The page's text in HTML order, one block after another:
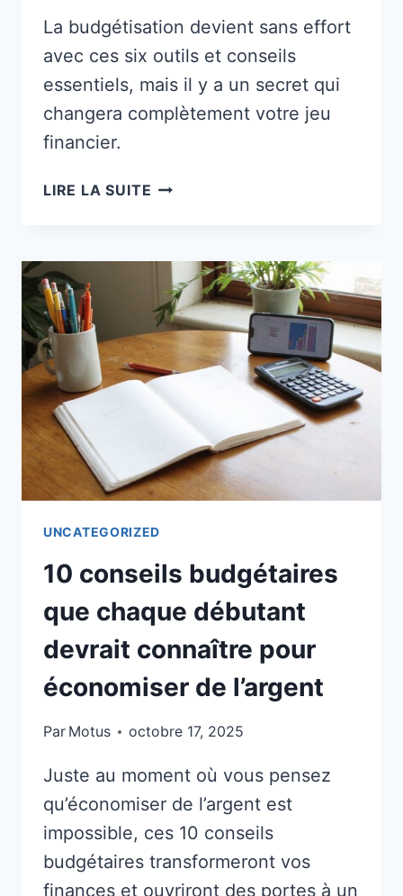
La budgétisation devient sans effort
avec ces six outils et conseils
essentiels, mais il y a un secret qui
changera complètement votre jeu
financier.
LIRE LA SUITE 6
POUR
NE
JAMAIS
PERDRE
DE
VUE
DÉPENSES
NOUVEAU
UNCATEGORIZED
10 conseils budgétaires
que chaque débutant
devrait connaître pour
économiser de l’argent
Par Motus octobre 17, 2025
Juste au moment où vous pensez
qu’économiser de l’argent est
impossible, ces 10 conseils
budgétaires transformeront vos
finances et ouvriront des portes à un